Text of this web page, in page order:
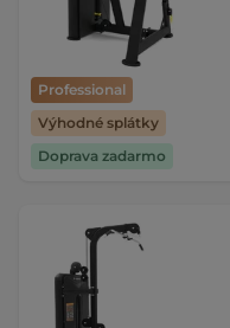
Professional
Výhodné splátky
Doprava zadarmo